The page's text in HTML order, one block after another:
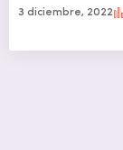
3 diciembre, 2022